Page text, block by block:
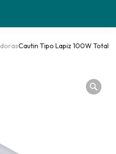
Cautin Tipo Lapiz 100W Total